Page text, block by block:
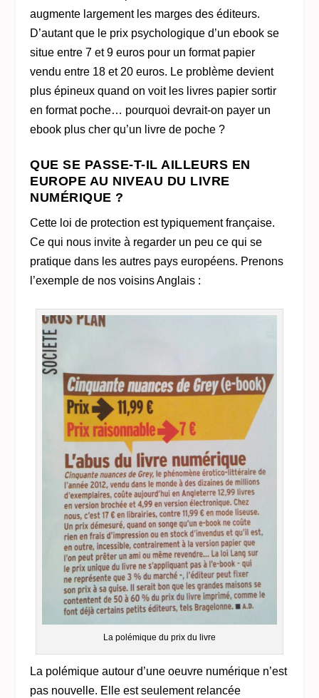
augmente largement les marges des éditeurs.
D’autant que le prix psychologique d’un ebook se
situe entre 7 et 9 euros pour un format papier
vendu entre 18 et 20 euros. Le problème devient
plus épineux quand on voit les livres papier sortir
en format poche… pourquoi devrait-on payer un
ebook plus cher qu’un livre de poche ?
QUE SE PASSE-T-IL AILLEURS EN
EUROPE AU NIVEAU DU LIVRE
NUMÉRIQUE ?
Cette loi de protection est typiquement française.
Ce qui nous invite à regarder un peu ce qui se
pratique dans les autres pays européens. Prenons
l’exemple de nos voisins Anglais :
La polémique du prix du livre
La polémique autour d’une oeuvre numérique n’est
pas nouvelle. Elle est seulement relancée